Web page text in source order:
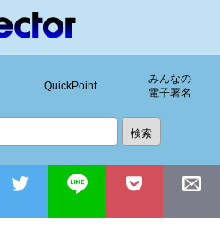
QuickPoint
みんなの
電子署名